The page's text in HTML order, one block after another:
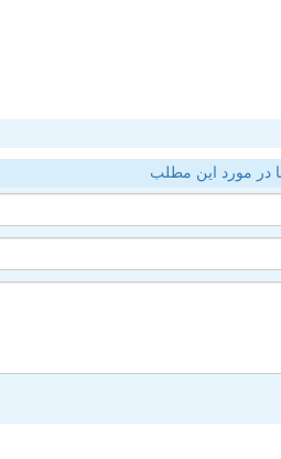
در مورد این مطلب